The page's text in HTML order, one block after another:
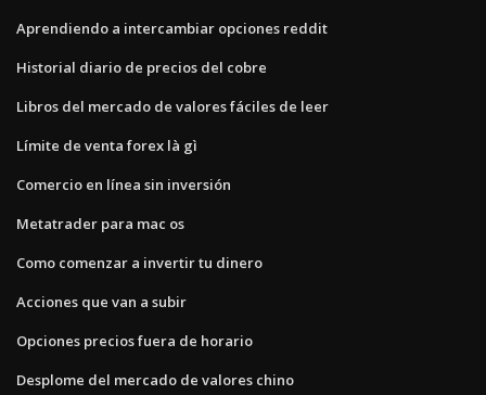
Aprendiendo a intercambiar opciones reddit
Historial diario de precios del cobre
Libros del mercado de valores fáciles de leer
Límite de venta forex là gì
Comercio en línea sin inversión
Metatrader para mac os
Como comenzar a invertir tu dinero
Acciones que van a subir
Opciones precios fuera de horario
Desplome del mercado de valores chino